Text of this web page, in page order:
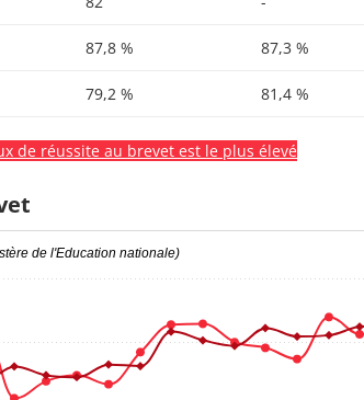
87,8 % 87,3 %
79,2 % 81,4 %
de réussite au brevet est le plus élevé
de l'Education nationale)